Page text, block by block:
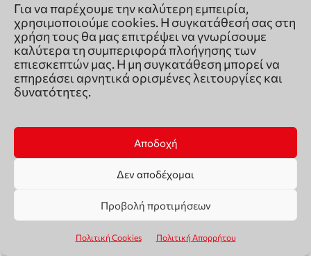
Για να παρέχουμε την καλύτερη εμπειρία,
χρησιμοποιούμε cookies. Η συγκατάθεσή σας στη
χρήση τους θα μας επιτρέψει να γνωρίσουμε
καλύτερα τη συμπεριφορά πλοήγησης των
επιεσκεπτών μας. Η μη συγκατάθεση μπορεί να
επηρεάσει αρνητικά ορισμένες λειτουργίες και
δυνατότητες.
Αποδοχή
Δεν αποδέχομαι
Προβολή προτιμήσεων
Πολιτική Cookies Πολιτική Απορρήτου